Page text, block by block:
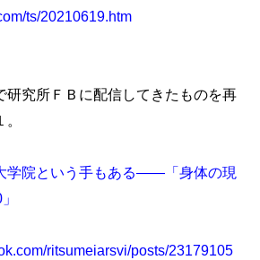
ts/20210619.htm
究所ＦＢに配信してきたものを再
学院という手もある――「身体の現
ritsumeiarsvi/posts/23179105